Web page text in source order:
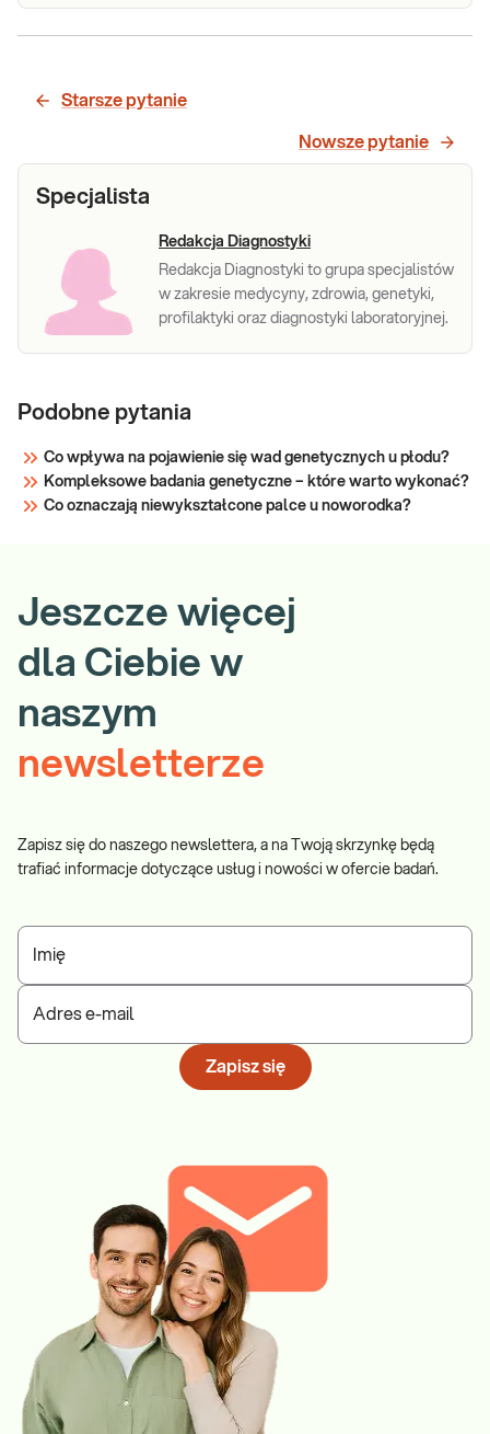
Zespół Ellisa-van Crevelda (EVCS). Analiza
Starsze pytanie
Nowsze pytanie
Specjalista
Redakcja Diagnostyki
Redakcja Diagnostyki to grupa specjalistów
w zakresie medycyny, zdrowia, genetyki,
profilaktyki oraz diagnostyki laboratoryjnej.
Podobne pytania
Co wpływa na pojawienie się wad genetycznych u płodu?
Kompleksowe badania genetyczne – które warto wykonać?
Co oznaczają niewykształcone palce u noworodka?
Jeszcze więcej
dla Ciebie w
naszym
newsletterze
Zapisz się do naszego newslettera, a na Twoją skrzynkę będą
trafiać informacje dotyczące usług i nowości w ofercie badań.
Imię
Adres e-mail
Zapisz się